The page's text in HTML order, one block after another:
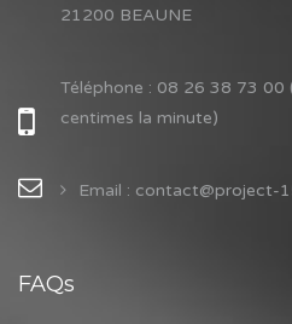
21200 BEAUNE
Téléphone : 08 26 38 73 00
centimes la minute)
Email : contact@project-
FAQs